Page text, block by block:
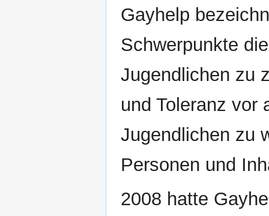
Gayhelp
Schwerpunkte
Jugendlichen zu
und Toleranz vor
Jugendlichen zu
Personen und
2008 hatte